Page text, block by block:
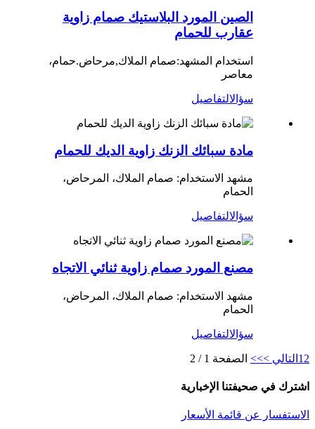
الصين المورد البلاستيك صمام زاوية
عقارب للحمام
استخدام المشهد:صمام الملاك,مرحاض.حمام،
معاصر
سؤالالتفاصيل
مادة سبائك الزنك زاوية الديك للحمام
مشهد الاستخدام: صمام الملاك، المرحاض،
الحمام
سؤالالتفاصيل
مصنع المورد صمام زاوية ثنائي الاتجاه
مشهد الاستخدام: صمام الملاك، المرحاض،
الحمام
سؤالالتفاصيل
1 2 التالي >>> الصفحة 1 / 2
اشترك في صحيفتنا الإخبارية
الاستفسار عن قائمة الأسعار